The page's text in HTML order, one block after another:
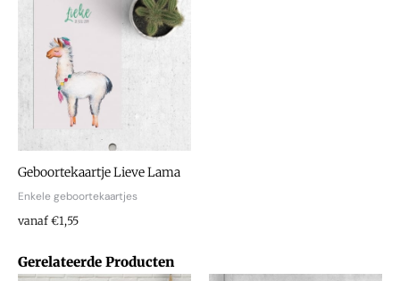
Geboortekaartje Lieve Lama
Enkele geboortekaartjes
vanaf €1,55
Gerelateerde Producten